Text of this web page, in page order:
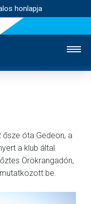
honlapja
STADION
ősze óta Gedeon, a
a klub által
Örökrangadón,
be.